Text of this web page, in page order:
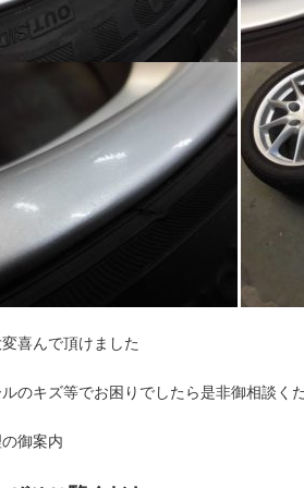
喜んで頂けました
のキズ等でお困りでしたら是非御相談く
御案内